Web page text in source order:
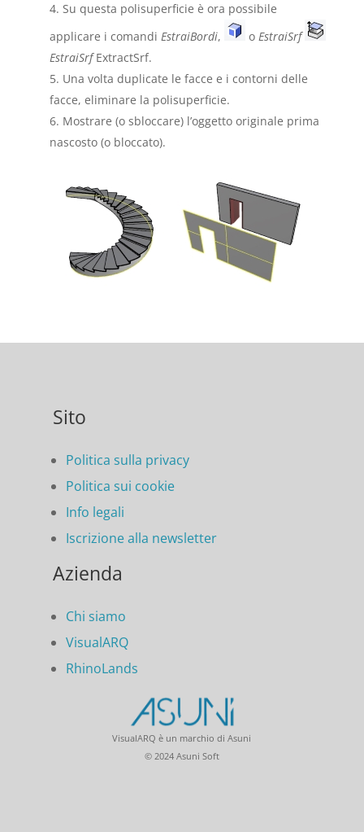
Su questa polisuperficie è ora possibile
applicare i comandi EstraiBordi, o EstraiSrf
EstraiSrfExtractSrf.
Una volta duplicate le facce e i contorni delle
facce, eliminare la polisuperficie.
Mostrare (o sbloccare) l’oggetto originale prima
nascosto (o bloccato).
Sito
Politica sulla privacy
Politica sui cookie
Info legali
Iscrizione alla newsletter
Azienda
Chi siamo
VisualARQ
RhinoLands
VisualARQ è un marchio di Asuni
© 2024 Asuni Soft